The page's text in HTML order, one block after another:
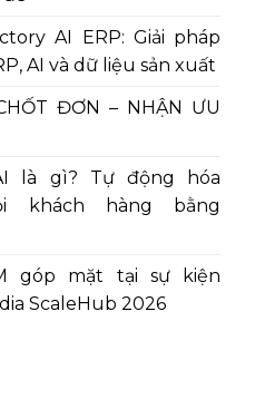
AI ERP: Giải pháp
AI và dữ liệu sản xuất
ĐƠN – NHẬN ƯU
là gì? Tự động hóa
khách hàng bằng
góp mặt tại sự kiện
ScaleHub 2026